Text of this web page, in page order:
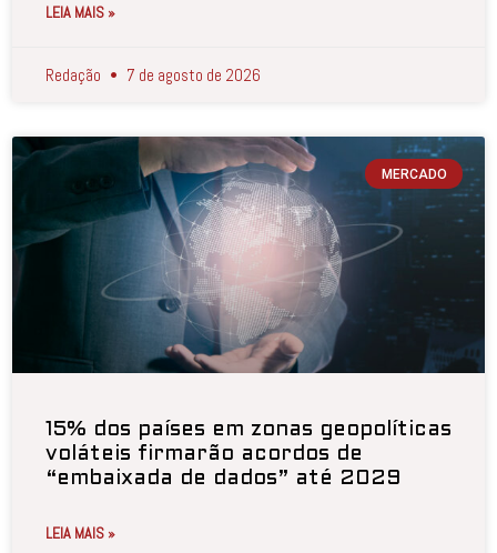
LEIA MAIS »
Redação 7 de agosto de 2026
MERCADO
15% dos países em zonas geopolíticas
voláteis firmarão acordos de
“embaixada de dados” até 2029
LEIA MAIS »